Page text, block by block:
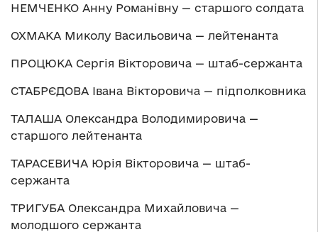
НЕМЧЕНКО Анну Романівну — старшого солдата
ОХМАКА Миколу Васильовича — лейтенанта
ПРОЦЮКА Сергія Вікторовича — штаб-сержанта
СТАБРЄДОВА Івана Вікторовича — підполковника
ТАЛАША Олександра Володимировича —
старшого лейтенанта
ТАРАСЕВИЧА Юрія Вікторовича — штаб-
сержанта
ТРИГУБА Олександра Михайловича —
молодшого сержанта